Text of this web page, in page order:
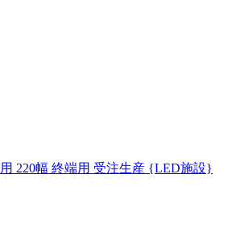
220幅 終端用 受注生産 {LED施設}